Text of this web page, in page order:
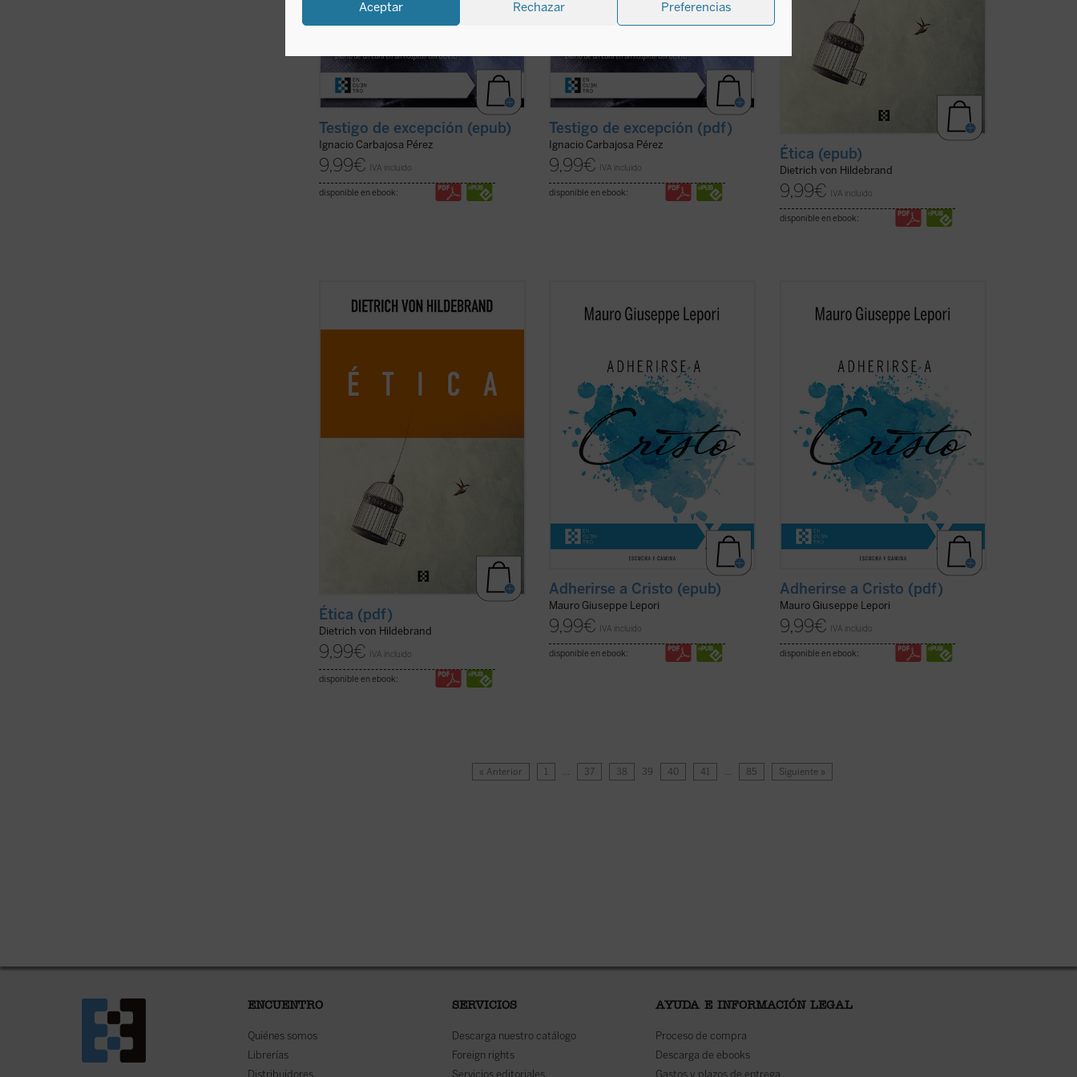
Aceptar Rechazar Preferencias
Testigo de excepción (epub)
Ignacio Carbajosa Pérez
9,99€ IVA incluido
disponible en ebook:
Testigo de excepción (pdf)
Ignacio Carbajosa Pérez
9,99€ IVA incluido
disponible en ebook:
Ética (epub)
Dietrich von Hildebrand
9,99€ IVA incluido
disponible en ebook:
Este libro es ya un clásico de la filosofía
profundidad de sus tesis, deslumbrante
experiencia cotidiana, una descripción
global de ...
Ética (pdf)
Dietrich von Hildebrand
9,99€ IVA incluido
disponible en ebook:
Escucha y caminarecoge un nuevo ciclo
capitulares", el P. Mauro Lepori, abad
general de la Orden del Císter, ofrece en
el marco del Curso ...(ver ficha)
Adherirse a Cristo (epub)
Mauro Giuseppe Lepori
9,99€ IVA incluido
disponible en ebook:
Escucha y caminarecoge un nuevo ciclo
capitulares", el P. Mauro Lepori, abad
general de la Orden del Císter, ofrece en
el marco del Curso ...(ver ficha)
Adherirse a Cristo (pdf)
Mauro Giuseppe Lepori
9,99€ IVA incluido
disponible en ebook:
« Anterior 1 … 37 38 39 40 41 … 85 Siguiente »
ENCUENTRO
Quiénes somos
Librerías
Distribuidores
SERVICIOS
Descarga nuestro catálogo
Foreign rights
Servicios editoriales
AYUDA E INFORMACIÓN LEGAL
Proceso de compra
Descarga de ebooks
Gastos y plazos de entrega